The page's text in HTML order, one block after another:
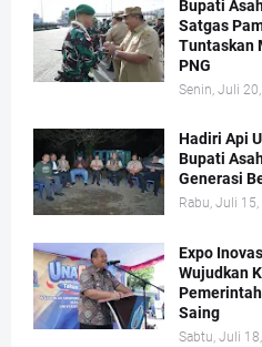
Bupati
Satgas
Tuntaskan
PNG
Senin, Juli
Hadiri Api
Bupati
Generasi
Rabu, Juli
Expo
Wujudkan
Saing
Sabtu, Juli